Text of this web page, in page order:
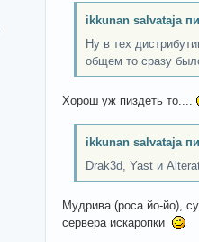
ikkunan salvataja
Ну в тех
общем то сразу
Хорош уж пиздеть то....
ikkunan salvataja
Drak3d, Yast и
Мудрива (роса йо-йо),
сервера искаропки